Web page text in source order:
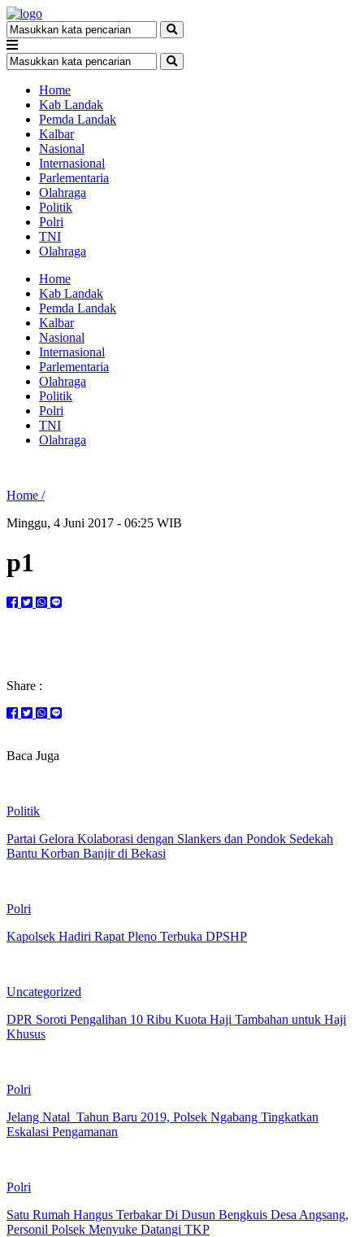
Home
Kab Landak
Pemda Landak
Kalbar
Nasional
Internasional
Parlementaria
Olahraga
Politik
Polri
TNI
Olahraga
Home
Kab Landak
Pemda Landak
Kalbar
Nasional
Internasional
Parlementaria
Olahraga
Politik
Polri
TNI
Olahraga
Home /
Minggu, 4 Juni 2017 - 06:25 WIB
p1
Share :
Baca Juga
Politik
Partai Gelora Kolaborasi dengan Slankers dan Pondok Sedekah
Bantu Korban Banjir di Bekasi
Polri
Kapolsek Hadiri Rapat Pleno Terbuka DPSHP
Uncategorized
DPR Soroti Pengalihan 10 Ribu Kuota Haji Tambahan untuk Haji
Khusus
Polri
Jelang Natal Tahun Baru 2019, Polsek Ngabang Tingkatkan
Eskalasi Pengamanan
Polri
Satu Rumah Hangus Terbakar Di Dusun Bengkuis Desa Angsang,
Personil Polsek Menyuke Datangi TKP